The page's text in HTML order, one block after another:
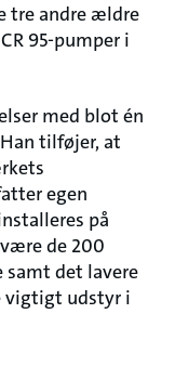
tre andre ældre
95-pumper i
med blot én
tilføjer, at
egen
på
de 200
samt det lavere
vigtigt udstyr i